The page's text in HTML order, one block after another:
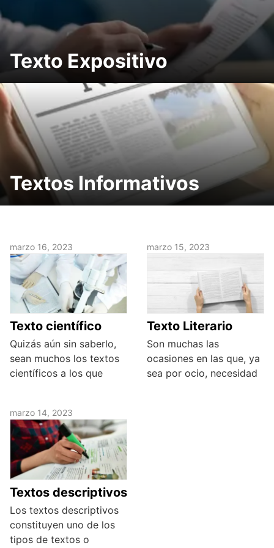
Texto Expositivo
Textos Informativos
marzo 16, 2023
Texto científico
Quizás aún sin saberlo,
sean muchos los textos
científicos a los que
marzo 15, 2023
Texto Literario
Son muchas las
ocasiones en las que, ya
sea por ocio, necesidad
marzo 14, 2023
Textos descriptivos
Los textos descriptivos
constituyen uno de los
tipos de textos o